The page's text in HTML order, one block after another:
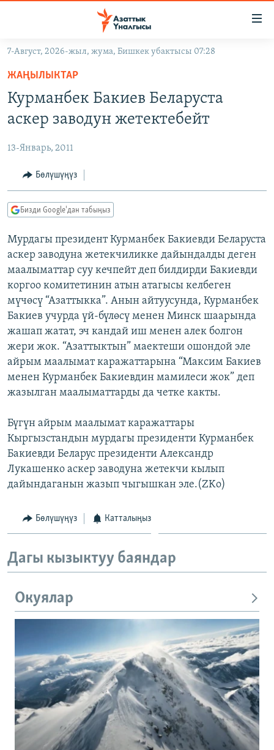
Навигацияга
өтүңүз
Издөөгө
салыңыз
КЫРГЫЗСТАН
КЫРГЫЗСТАН
ЭКОНОМИКА
МАДАНИЯТ
ДҮЙНӨ
БОРБОР АЗИЯ
УКРАИНА
АТАЙЫН ИЛИКТӨӨ
ТВ ПРОГРАММАЛАР
ЭКСПЕРТТЕР ТАЛДАЙТ
БИЗ ЖАНА ДҮЙНӨ
ДАНИСТЕ
ЭЖЕ-СИҢДИЛЕР
АЗАТТЫК+
ЫҢГАЙСЫЗ СУРООЛОР
ӨЗГӨЧӨ ПИКИР
Русский
ОНЛАЙН ШЕРИНЕ
ЭЕ/АРнун бардык сайттары
7-Август, 2026-жыл, жума, Бишкек убактысы 07:28
ЖАҢЫЛЫКТАР
Курманбек Бакиев Беларуста
аскер заводун жетектебейт
13-Январь, 2011
Бөлүшүңүз
Бизди Google'дан табыңыз
Мурдагы президент Курманбек Бакиевди Беларуста
аскер заводуна жетекчиликке дайындалды деген
маалыматтар суу кечпейт деп билдирди Бакиевди
коргоо комитетинин атын атагысы келбеген
мүчөсү “Азаттыкка”. Анын айтуусунда, Курманбек
Бакиев учурда үй-бүлөсү менен Минск шаарында
жашап жатат, эч кандай иш менен алек болгон
жери жок. “Азаттыктын” маектеши ошондой эле
айрым маалымат каражаттарына “Максим Бакиев
менен Курманбек Бакиевдин мамилеси жок” деп
жазылган маалыматтарды да четке какты.
Бүгүн айрым маалымат каражаттары
Кыргызстандын мурдагы президенти Курманбек
Бакиевди Беларус президенти Александр
Лукашенко аскер заводуна жетекчи кылып
дайындаганын жазып чыгышкан эле.(ZKo)
Бөлүшүңүз Катталыңыз
Дагы кызыктуу баяндар
Окуялар